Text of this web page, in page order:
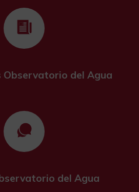
Observatorio del Agua
del Agua